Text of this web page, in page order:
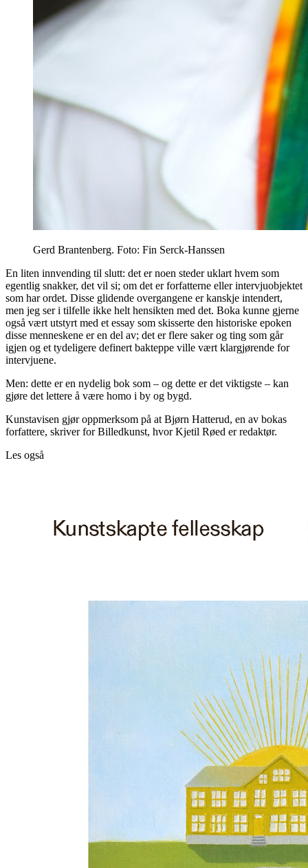
Gerd Brantenberg. Foto: Fin Serck-Hanssen
En liten innvending til slutt: det er noen steder uklart hvem som
egentlig snakker, det vil si; om det er forfatterne eller intervjuobjektet
som har ordet. Disse glidende overgangene er kanskje intendert,
men jeg ser i tilfelle ikke helt hensikten med det. Boka kunne gjerne
også vært utstyrt med et essay som skisserte den historiske epoken
disse menneskene er en del av; det er flere saker og ting som går
igjen og et tydeligere definert bakteppe ville vært klargjørende for
intervjuene.
Men: dette er en nydelig bok som – og dette er det viktigste – kan
gjøre det lettere å være homo i by og bygd.
Kunstavisen gjør oppmerksom på at Bjørn Hatterud, en av bokas
forfattere, skriver for Billedkunst, hvor Kjetil Røed er redaktør.
Les også